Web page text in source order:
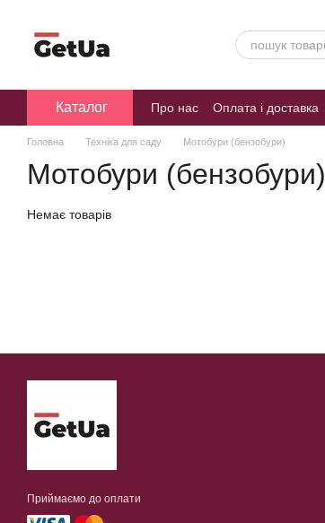
Каталог Про нас Оплата і доставка
Головна Техніка для саду Мотобури (бензобури)
Мотобури (бензобури)
Немає товарів
Приймаємо до оплати